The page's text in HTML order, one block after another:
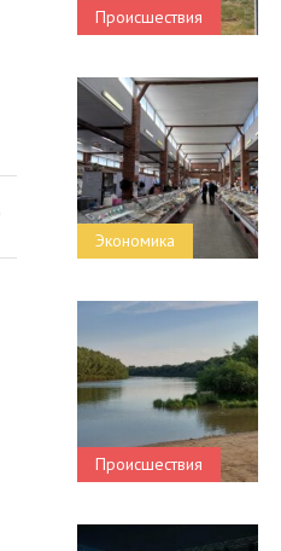
Происшествия
Экономика
Происшествия